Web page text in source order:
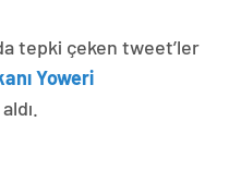
tepki çeken tweet’ler
Yoweri